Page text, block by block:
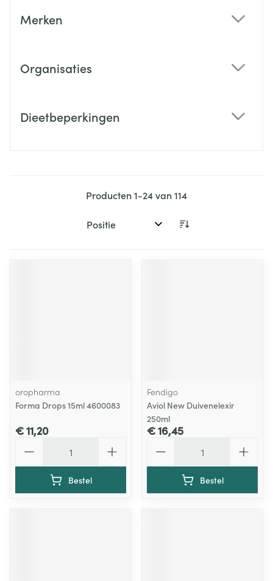
Merken
Organisaties
Dieetbeperkingen
Producten1-24van114
Sorteer op:
oropharma
Forma Drops 15ml 4600083
€ 11,20
Bestel
Fendigo
Aviol New Duivenelexir
250ml
€ 16,45
Bestel